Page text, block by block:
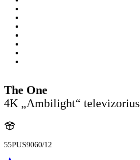
The One
4K „Ambilight“ televizorius
55PUS9060/12